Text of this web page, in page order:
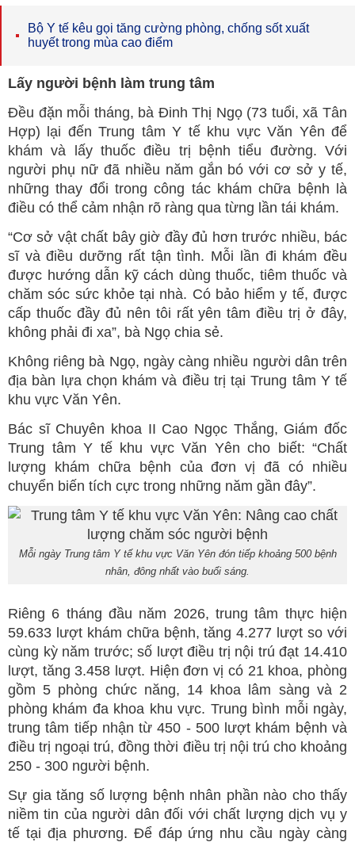
Bộ Y tế kêu gọi tăng cường phòng, chống sốt xuất
huyết trong mùa cao điểm
Lấy người bệnh làm trung tâm
Đều đặn mỗi tháng, bà Đinh Thị Ngọ (73 tuổi, xã Tân
Hợp) lại đến Trung tâm Y tế khu vực Văn Yên để
khám và lấy thuốc điều trị bệnh tiểu đường. Với
người phụ nữ đã nhiều năm gắn bó với cơ sở y tế,
những thay đổi trong công tác khám chữa bệnh là
điều có thể cảm nhận rõ ràng qua từng lần tái khám.
“Cơ sở vật chất bây giờ đầy đủ hơn trước nhiều, bác
sĩ và điều dưỡng rất tận tình. Mỗi lần đi khám đều
được hướng dẫn kỹ cách dùng thuốc, tiêm thuốc và
chăm sóc sức khỏe tại nhà. Có bảo hiểm y tế, được
cấp thuốc đầy đủ nên tôi rất yên tâm điều trị ở đây,
không phải đi xa”, bà Ngọ chia sẻ.
Không riêng bà Ngọ, ngày càng nhiều người dân trên
địa bàn lựa chọn khám và điều trị tại Trung tâm Y tế
khu vực Văn Yên.
Bác sĩ Chuyên khoa II Cao Ngọc Thắng, Giám đốc
Trung tâm Y tế khu vực Văn Yên cho biết: “Chất
lượng khám chữa bệnh của đơn vị đã có nhiều
chuyển biến tích cực trong những năm gần đây”.
Mỗi ngày Trung tâm Y tế khu vực Văn Yên đón tiếp khoảng 500 bệnh
nhân, đông nhất vào buổi sáng.
Riêng 6 tháng đầu năm 2026, trung tâm thực hiện
59.633 lượt khám chữa bệnh, tăng 4.277 lượt so với
cùng kỳ năm trước; số lượt điều trị nội trú đạt 14.410
lượt, tăng 3.458 lượt. Hiện đơn vị có 21 khoa, phòng
gồm 5 phòng chức năng, 14 khoa lâm sàng và 2
phòng khám đa khoa khu vực. Trung bình mỗi ngày,
trung tâm tiếp nhận từ 450 - 500 lượt khám bệnh và
điều trị ngoại trú, đồng thời điều trị nội trú cho khoảng
250 - 300 người bệnh.
Sự gia tăng số lượng bệnh nhân phần nào cho thấy
niềm tin của người dân đối với chất lượng dịch vụ y
tế tại địa phương. Để đáp ứng nhu cầu ngày càng